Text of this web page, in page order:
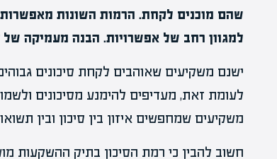
שהם מוכנים לקחת. הרמות השונות
למגוון רחב של אפשרויות. הבנה מעמיקה
ישנם משקיעים שאוהבים לקחת סיכונים
לעומת זאת, מעדיפים להימנע מסיכונים
משקיעים שמחפשים איזון בין סיכון ובין
חשוב להבין כי רמת הסיכון בתיק ההשקעות